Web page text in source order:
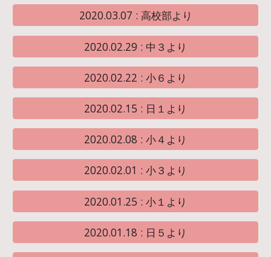
2020.03.07 : 高校部より
2020.02.29 : 中３より
2020.02.22 : 小６より
2020.02.15 : 日１より
2020.02.08 : 小４より
2020.02.01 : 小３より
2020.01.25 : 小１より
2020.01.18 : 日５より